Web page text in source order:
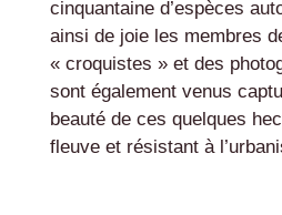
cinquantaine d’espèces
ainsi de joie les membres
« croquistes » et des
sont également venus
beauté de ces quelques
fleuve et résistant à